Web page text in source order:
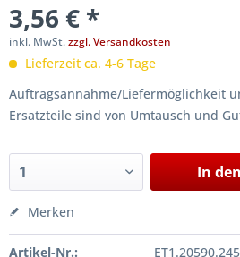
3,56 € *
inkl. MwSt.zzgl. Versandkosten
Lieferzeit ca. 4-6 Tage
Auftragsannahme/Liefermöglichkeit
Ersatzteile sind von Umtausch und
In den
Merken
Artikel-Nr.: